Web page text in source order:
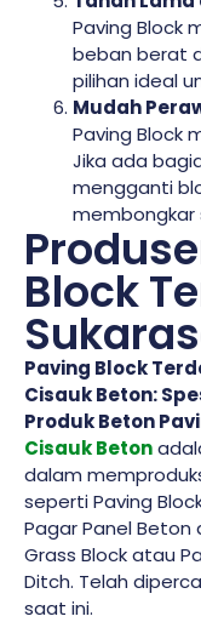
Paving Block
beban berat
pilihan ideal
Mudah
Paving Block
Jika ada
mengganti
membongkar
Block
Paving Block
Cisauk Beton:
Produk Beton
Cisauk Beton
dalam
seperti Paving
Pagar Panel Beton
Grass Block atau
Ditch. Telah
saat ini.